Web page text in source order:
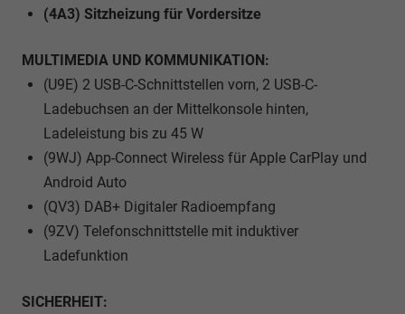
(4A3) Sitzheizung für Vordersitze
MULTIMEDIA UND KOMMUNIKATION:
(U9E) 2 USB-C-Schnittstellen vorn, 2 USB-C-
Ladebuchsen an der Mittelkonsole hinten,
Ladeleistung bis zu 45 W
(9WJ) App-Connect Wireless für Apple CarPlay und
Android Auto
(QV3) DAB+ Digitaler Radioempfang
(9ZV) Telefonschnittstelle mit induktiver
Ladefunktion
SICHERHEIT: